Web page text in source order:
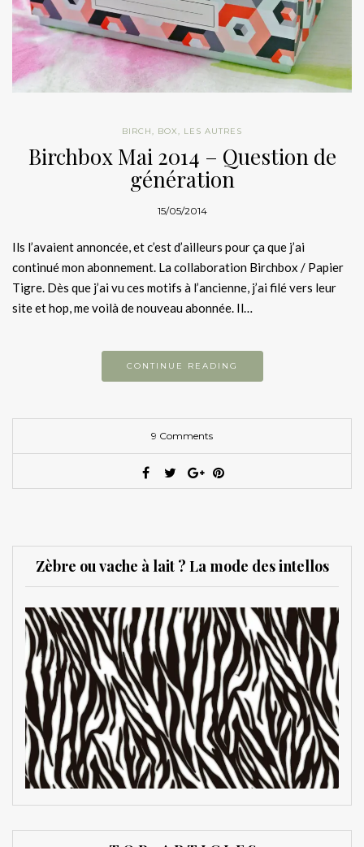
BIRCH, BOX, LES AUTRES
Birchbox Mai 2014 – Question de
génération
15/05/2014
Ils l’avaient annoncée, et c’est d’ailleurs pour ça que j’ai
continué mon abonnement. La collaboration Birchbox / Papier
Tigre. Dès que j’ai vu ces motifs à l’ancienne, j’ai filé vers leur
site et hop, me voilà de nouveau abonnée. Il…
CONTINUE READING
9 Comments
Zèbre ou vache à lait ? La mode des intellos